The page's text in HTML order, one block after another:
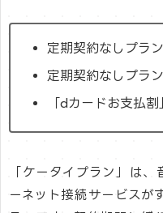
定期契約なしプラ
定期契約なしプラ
「dカードお支払
「ケータイプラン」は
ーネット接続サービスが